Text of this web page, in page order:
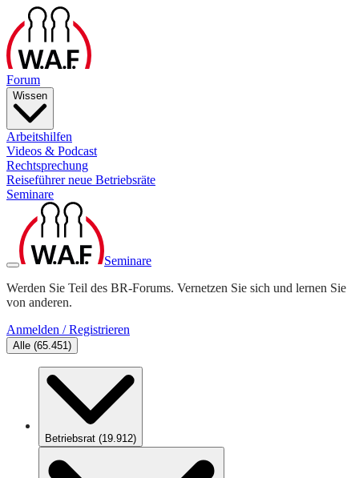
Forum
Wissen
Arbeitshilfen
Videos & Podcast
Rechtsprechung
Reiseführer neue Betriebsräte
Seminare
Seminare
Werden Sie Teil des BR-Forums. Vernetzen Sie sich und lernen Sie
von anderen.
Anmelden / Registrieren
Alle (65.451)
Betriebsrat (19.912)